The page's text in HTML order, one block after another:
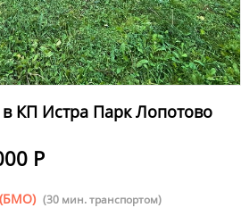
в КП Истра Парк Лопотово
Р
(БМО) (30 мин. транспортом)